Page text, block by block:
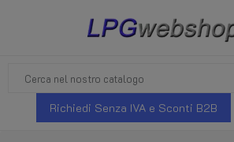
Richiedi Senza IVA e Sconti B2B